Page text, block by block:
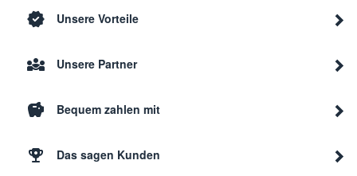
Unsere Vorteile
Unsere Partner
Bequem zahlen mit
Das sagen Kunden